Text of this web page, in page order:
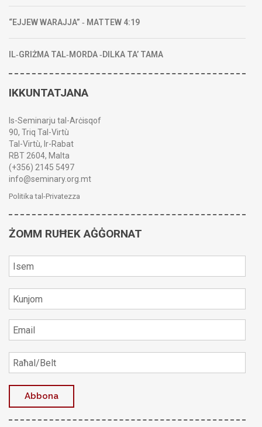
“EJJEW WARAJJA” ‑ MATTEW 4:19
IL‑GRIŻMA TAL‑MORDA ‑DILKA TA’ TAMA
IKKUNTATJANA
Is-Seminarju tal-Arċisqof
90, Triq Tal-Virtù
Tal-Virtù, Ir-Rabat
RBT 2604, Malta
(+356) 2145 5497
info@seminary.org.mt
Politika tal-Privatezza
ŻOMM RUĦEK AĠĠORNAT